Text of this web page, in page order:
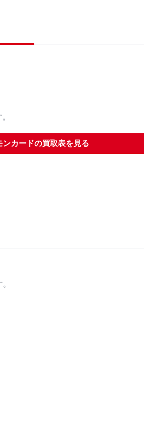
ンカードの買取表を見る